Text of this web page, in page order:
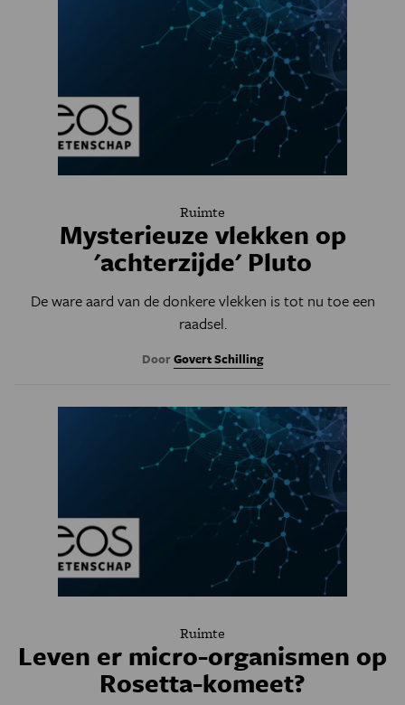
Ruimte
Mysterieuze vlekken op
'achterzijde' Pluto
De ware aard van de donkere vlekken is tot nu toe een
raadsel.
DoorGovert Schilling
Ruimte
Leven er micro-organismen op
Rosetta-komeet?